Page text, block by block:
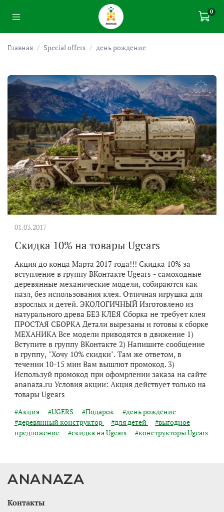
0
Главная Special offers день рождение
Скидка 10% на товары Ugears
Акция до конца Марта 2017 года!!! Скидка 10% за
вступление в группу ВКонтакте Ugears - самоходные
деревянные механические модели, собираются как
пазл, без использования клея. Отличная игрушка для
взрослых и детей. ЭКОЛОГИЧНЫЙ Изготовлено из
натурального древа БЕЗ КЛЕЯ Сборка не требует клея
ПРОСТАЯ СБОРКА Детали вырезаны и готовы к сборке
МЕХАНИКА Все модели приводятся в движение 1)
Вступите в группу ВКонтакте 2) Напишите сообщение
в группу, "Хочу 10% скидки". Там же ответом, в
течении 10-15 мин Вам вышлют промокод. 3)
Используй промокод при офомрлении заказа на сайте
ananaza.ru Условия акции: Акция действует только на
товары Ugears
01.03.2017
#Акция #UGERS #Подарок
#день рождение
#деревянный конструктор
#для детей
#выгодное
предложение
#скидка на Ugears #конструкторы Ugears
ANANAZA
Контакты